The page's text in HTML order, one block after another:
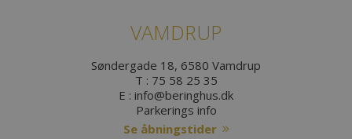
VAMDRUP
Søndergade 18, 6580 Vamdrup
T : 75 58 25 35
E : info@beringhus.dk
Parkerings info
Se åbningstider